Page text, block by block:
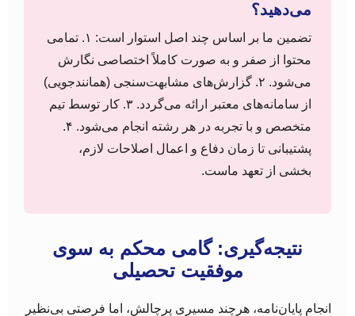
می‌دهید؟
تضمین ما بر اساس چند اصل استوار است: ۱. تمامی
محتوا از صفر و به صورت کاملاً اختصاصی نگارش
می‌شود. ۲. گزارش‌های مشابهت‌سنجی (همانندجویی)
از سامانه‌های معتبر ارائه می‌گردد. ۳. کار توسط تیم
متخصص و با تجربه در هر رشته انجام می‌شود. ۴.
پشتیبانی تا زمان دفاع و اعمال اصلاحات لازم،
بخشی از تعهد ماست.
نتیجه‌گیری: گامی محکم به سوی
موفقیت تحصیلی
انجام پایان‌نامه، هرچند مسیری پرچالش، اما فرصتی بی‌نظیر